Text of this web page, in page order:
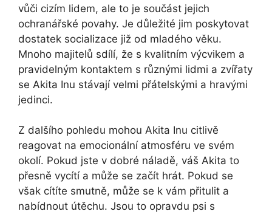
vůči cizím lidem, ale to je součást jejich
ochranářské povahy. Je důležité jim poskytovat
dostatek socializace již od mladého věku.
Mnoho majitelů sdílí, že s kvalitním výcvikem a
pravidelným kontaktem s různými lidmi a zvířaty
se Akita Inu stávají velmi přátelskými a hravými
jedinci.
Z dalšího pohledu mohou Akita Inu citlivě
reagovat na emocionální atmosféru ve svém
okolí. Pokud jste v dobré náladě, váš Akita to
přesně vycítí a může se začít hrát. Pokud se
však cítíte smutně, může se k vám přitulit a
nabídnout útěchu. Jsou to opravdu psi s